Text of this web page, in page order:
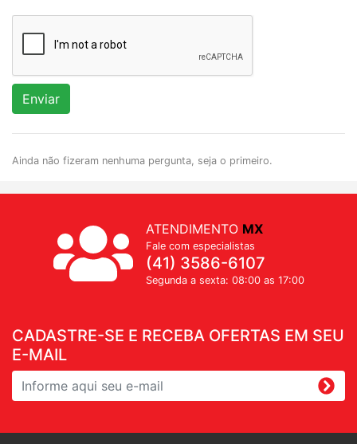
Enviar
Ainda não fizeram nenhuma pergunta, seja o primeiro.
CADASTRE-SE E RECEBA OFERTAS EM SEU
E-MAIL
ATENDIMENTO MX
Fale com especialistas
(41) 3586-6107
Segunda a sexta: 08:00 as 17:00